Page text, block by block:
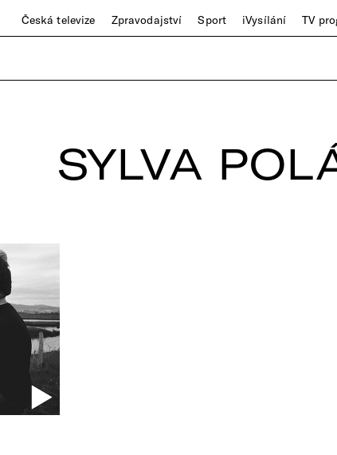
Česká televize Zpravodajství Sport iVysílání TV
SYLVA